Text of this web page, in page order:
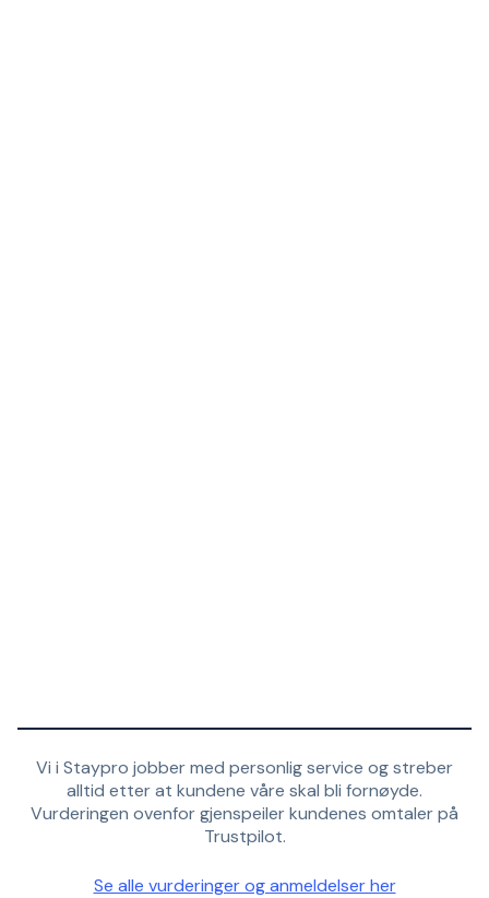
Vi i Staypro jobber med personlig service og streber
alltid etter at kundene våre skal bli fornøyde.
Vurderingen ovenfor gjenspeiler kundenes omtaler på
Trustpilot.
Se alle vurderinger og anmeldelser her